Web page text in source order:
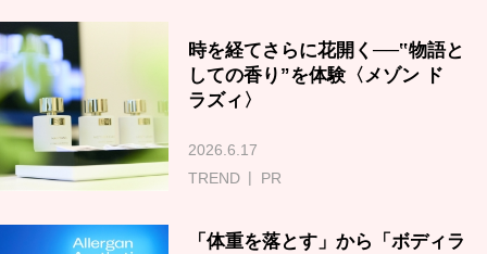
時を経てさらに花開く──‟物語と
しての香り”を体験〈メゾン ド
ラズィ〉
2026.6.17
TREND
PR
「体重を落とす」から「ボディラ